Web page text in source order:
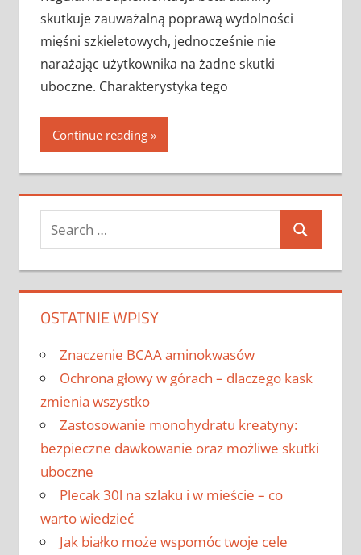
skutkuje zauważalną poprawą wydolności
mięśni szkieletowych, jednocześnie nie
narażając użytkownika na żadne skutki
uboczne. Charakterystyka tego
Continue reading
Search
for:
Search
OSTATNIE WPISY
Znaczenie BCAA aminokwasów
Ochrona głowy w górach – dlaczego kask
zmienia wszystko
Zastosowanie monohydratu kreatyny:
bezpieczne dawkowanie oraz możliwe skutki
uboczne
Plecak 30l na szlaku i w mieście – co
warto wiedzieć
Jak białko może wspomóc twoje cele